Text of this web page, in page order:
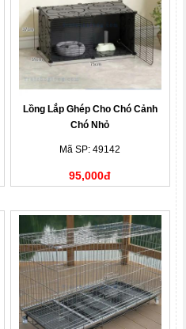
Lồng Lắp Ghép Cho Chó Cảnh
Chó Nhỏ
Mã SP: 49142
95,000đ